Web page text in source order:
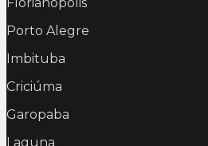
Florianópolis
Porto Alegre
Imbituba
Criciúma
Garopaba
Laguna